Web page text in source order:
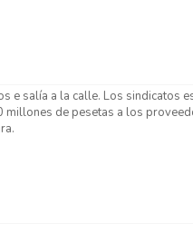
e salía a la calle. Los sindicatos
de pesetas a los